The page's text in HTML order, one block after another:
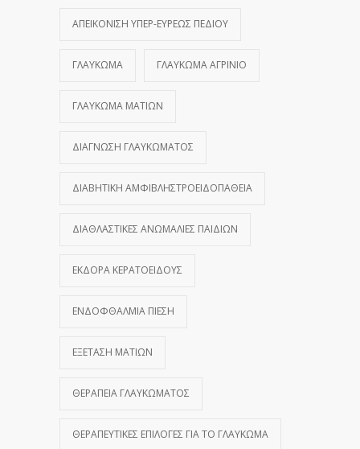
ΑΠΕΙΚΌΝΙΣΗ ΥΠΕΡ-ΕΥΡΈΩΣ ΠΕΔΊΟΥ
ΓΛΑΎΚΩΜΑ ΓΛΑΎΚΩΜΑ ΑΓΡΊΝΙΟ
ΓΛΑΎΚΩΜΑ ΜΑΤΙΏΝ
ΔΙΆΓΝΩΣΗ ΓΛΑΥΚΏΜΑΤΟΣ
ΔΙΑΒΗΤΙΚΉ ΑΜΦΙΒΛΗΣΤΡΟΕΙΔΟΠΆΘΕΙΑ
ΔΙΑΘΛΑΣΤΙΚΈΣ ΑΝΩΜΑΛΊΕΣ ΠΑΙΔΙΏΝ
ΕΚΔΟΡΆ ΚΕΡΑΤΟΕΙΔΟΎΣ
ΕΝΔΟΦΘΆΛΜΙΑ ΠΊΕΣΗ
ΕΞΈΤΑΣΗ ΜΑΤΙΏΝ
ΘΕΡΑΠΕΊΑ ΓΛΑΥΚΏΜΑΤΟΣ
ΘΕΡΑΠΕΥΤΙΚΈΣ ΕΠΙΛΟΓΈΣ ΓΙΑ ΤΟ ΓΛΑΎΚΩΜΑ